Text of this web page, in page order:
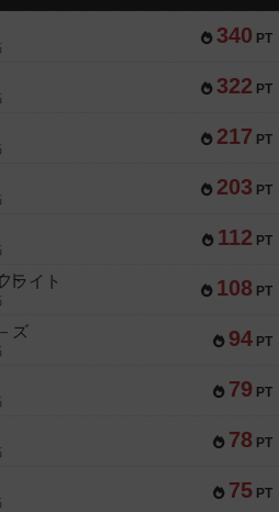
340 PT
322 PT
217 PT
203 PT
112 PT
108 PT
ライト
94 PT
ズ
79 PT
78 PT
75 PT